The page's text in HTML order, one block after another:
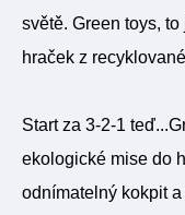
světě. Green toys,
hraček z
Start za 3-2-1
ekologické mise do
odnímatelný kokpit